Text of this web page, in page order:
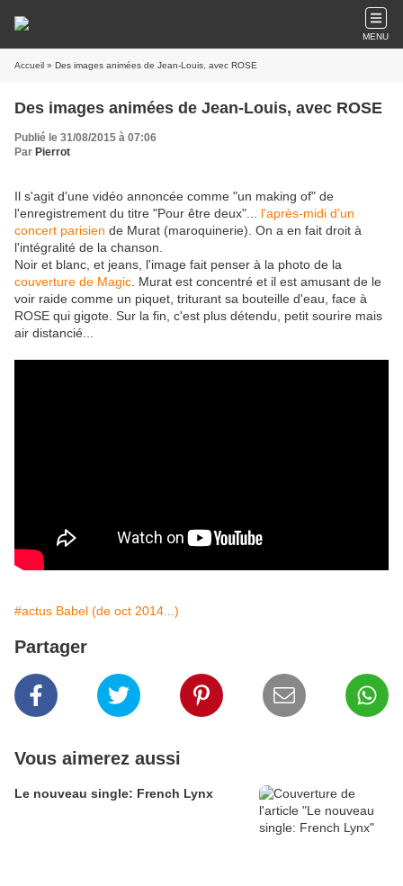
MENU
Accueil » Des images animées de Jean-Louis, avec ROSE
Des images animées de Jean-Louis, avec ROSE
Publié le 31/08/2015 à 07:06
Par Pierrot
Il s'agit d'une vidéo annoncée comme "un making of" de
l'enregistrement du titre "Pour être deux"... l'après-midi d'un
concert parisien de Murat (maroquinerie). On a en fait droit à
l'intégralité de la chanson.
Noir et blanc, et jeans, l'image fait penser à la photo de la
couverture de Magic . Murat est concentré et il est amusant de le
voir raide comme un piquet, triturant sa bouteille d'eau, face à
ROSE qui gigote. Sur la fin, c'est plus détendu, petit sourire mais
air distancié...
#actus Babel (de oct 2014...)
Partager
Vous aimerez aussi
Le nouveau single: French Lynx